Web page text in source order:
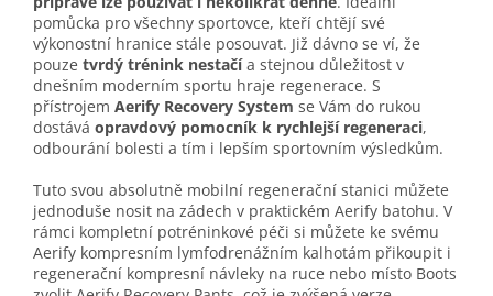
pomůcka pro všechny sportovce, kteří chtějí své
výkonostní hranice stále posouvat. Již dávno se ví, že
pouze tvrdý trénink nestačía stejnou důležitost v
dnešním moderním sportu hraje regenerace. S
přístrojem Aerify Recovery System se Vám do rukou
dostává opravdový pomocník k rychlejší regeneraci,
odbourání bolesti a tím i lepším sportovním výsledkům.
Tuto svou absolutně mobilní regenerační stanici můžete
jednoduše nosit na zádech v praktickém Aerify batohu. V
rámci kompletní potréninkové péči si můžete ke svému
Aerify kompresním lymfodrenážním kalhotám přikoupit i
regenerační kompresní návleky na ruce nebo místo Boots